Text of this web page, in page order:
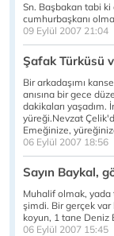
Sn. Başbakan tabi ki
cumhurbaşkanı
09 Eylül 2007 21:04
Şafak Türküsü
Bir arkadaşımı
anısına bir gece
dakikaları yaşadım.
yüreği.Nevzat
Emeğinize,
06 Eylül 2007 18:56
Sayın Baykal,
Muhalif olmak, yada
şimdi. Bir gerçek var
koyun, 1 tane Deniz
06 Eylül 2007 15:45